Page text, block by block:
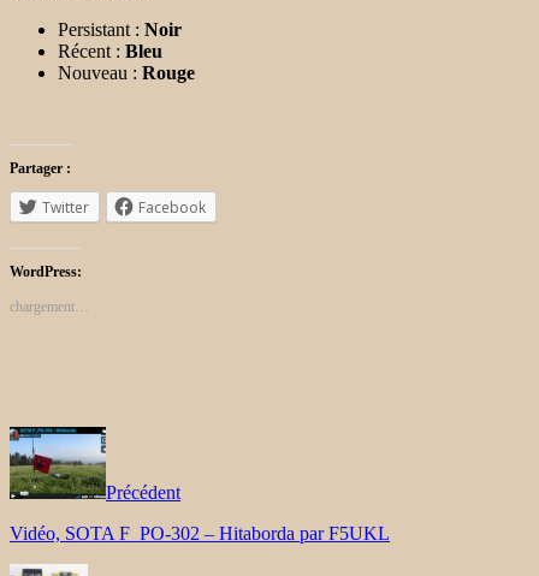
Persistant : Noir
Récent : Bleu
Nouveau : Rouge
Partager :
Twitter Facebook
WordPress:
chargement…
Précédent
Vidéo, SOTA F_PO-302 – Hitaborda par F5UKL